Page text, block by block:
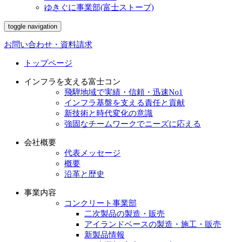
ゆきぐに事業部(富士ストーブ)
toggle navigation
お問い合わせ・資料請求
トップページ
インフラを支える富士コン
飛騨地域で実績・信頼・迅速No1
インフラ基盤を支える責任と貢献
新技術と時代変化の意識
強固なチームワークでニーズに応える
会社概要
代表メッセージ
概要
沿革と歴史
事業内容
コンクリート事業部
二次製品の製造・販売
アイランドベースの製造・施工・販売
新製品情報